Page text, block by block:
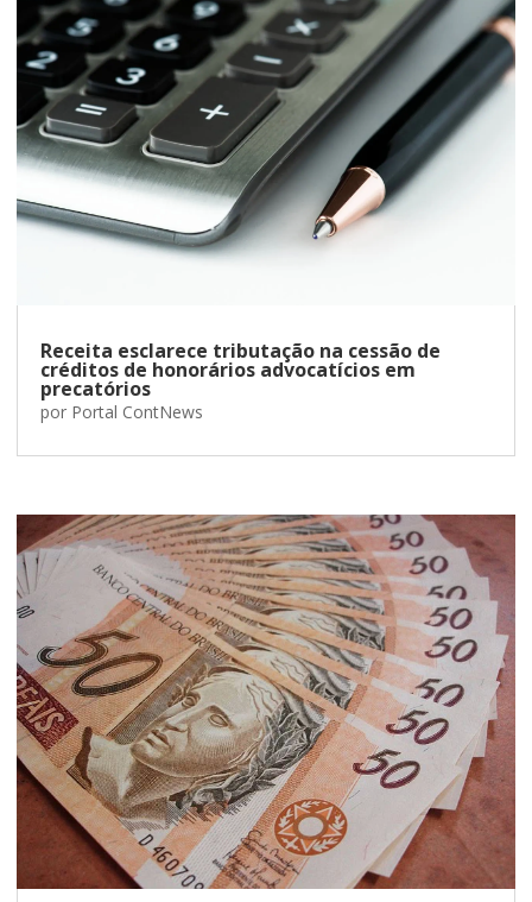
Receita esclarece tributação na cessão de
créditos de honorários advocatícios em
precatórios
por Portal ContNews